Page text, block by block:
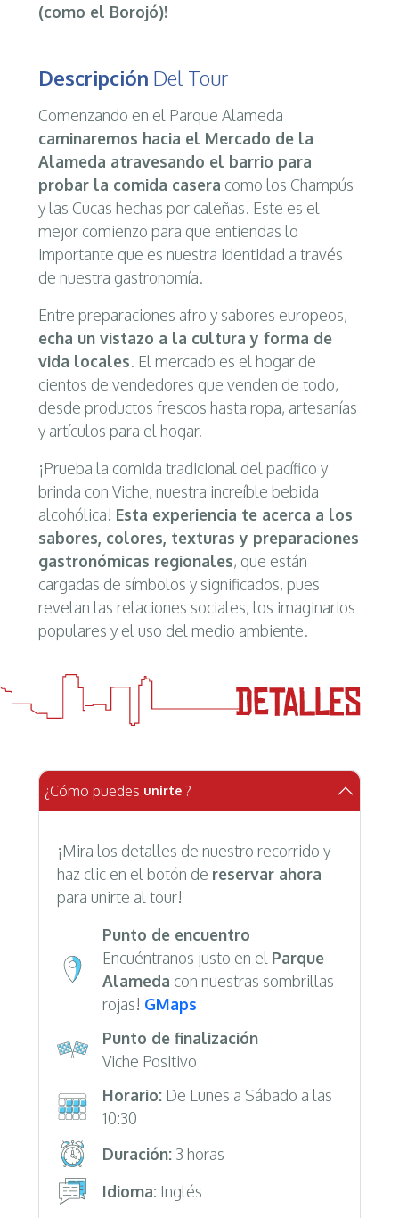
(como el Borojó)!
Descripción Del Tour
Comenzando en el Parque Alameda
caminaremos hacia el Mercado de la
Alameda atravesando el barrio para
probar la comida casera como los Champús
y las Cucas hechas por caleñas. Este es el
mejor comienzo para que entiendas lo
importante que es nuestra identidad a través
de nuestra gastronomía.
Entre preparaciones afro y sabores europeos,
echa un vistazo a la cultura y forma de
vida locales. El mercado es el hogar de
cientos de vendedores que venden de todo,
desde productos frescos hasta ropa, artesanías
y artículos para el hogar.
¡Prueba la comida tradicional del pacífico y
brinda con Viche, nuestra increíble bebida
alcohólica! Esta experiencia te acerca a los
sabores, colores, texturas y preparaciones
gastronómicas regionales, que están
cargadas de símbolos y significados, pues
revelan las relaciones sociales, los imaginarios
populares y el uso del medio ambiente.
¿Cómo puedes unirte ?
¡Mira los detalles de nuestro recorrido y
haz clic en el botón de reservar ahora
para unirte al tour!
Punto de encuentro
Encuéntranos justo en el Parque
Alameda con nuestras sombrillas
rojas! GMaps
Punto de finalización
Viche Positivo
Horario:De Lunes a Sábado a las
10:30
Duración:3 horas
Idioma:Inglés